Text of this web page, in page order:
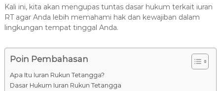
Kali ini, kita akan mengupas tuntas dasar hukum terkait iuran
RT agar Anda lebih memahami hak dan kewajiban dalam
lingkungan tempat tinggal Anda.
Poin Pembahasan
Apa Itu Iuran Rukun Tetangga?
Dasar Hukum Iuran Rukun Tetangga